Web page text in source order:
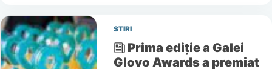
STIRI
Prima ediție a Galei
Glovo Awards a premiat